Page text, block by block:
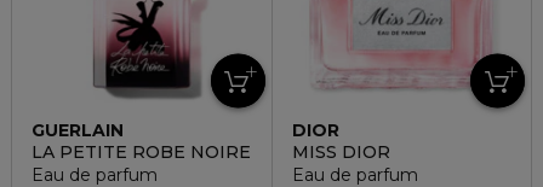
GUERLAIN
LA PETITE ROBE NOIRE
Eau de parfum
DIOR
MISS DIOR
Eau de parfum